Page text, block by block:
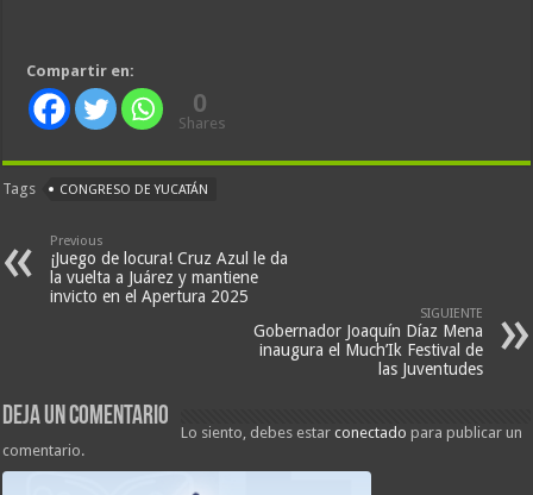
Compartir en:
0
Shares
Tags CONGRESO DE YUCATÁN
Previous
¡Juego de locura! Cruz Azul le da
la vuelta a Juárez y mantiene
invicto en el Apertura 2025
SIGUIENTE
Gobernador Joaquín Díaz Mena
inaugura el Much’Ik Festival de
las Juventudes
Deja un comentario
Lo siento, debes estarconectado para publicar un
comentario.